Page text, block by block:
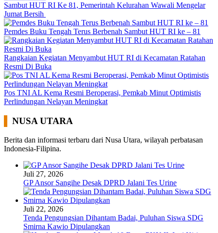
Sambut HUT RI Ke 81, Pemerintah Kelurahan Wawali Mengelar
Jumat Bersih
Pemdes Buku Tengah Terus Berbenah Sambut HUT RI ke – 81
Rangkaian Kegiatan Menyambut HUT RI di Kecamatan Ratahan
Resmi Di Buka
Pos TNI AL Kema Resmi Beroperasi, Pemkab Minut Optimistis
Perlindungan Nelayan Meningkat
NUSA UTARA
Berita dan informasi terbaru dari Nusa Utara, wilayah perbatasan
Indonesia-Filipina.
Juli 27, 2026
GP Ansor Sangihe Desak DPRD Jalani Tes Urine
Juli 22, 2026
Tenda Pengungsian Dihantam Badai, Puluhan Siswa SDG
Smirna Kawio Dipulangkan